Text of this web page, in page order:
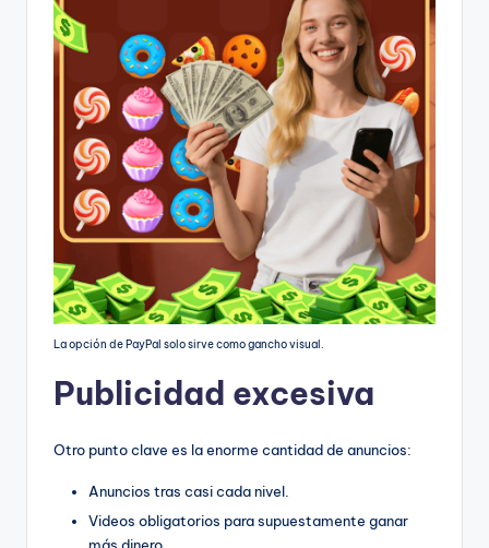
La opción de PayPal solo sirve como gancho visual.
Publicidad excesiva
Otro punto clave es la enorme cantidad de anuncios:
Anuncios tras casi cada nivel.
Videos obligatorios para supuestamente ganar